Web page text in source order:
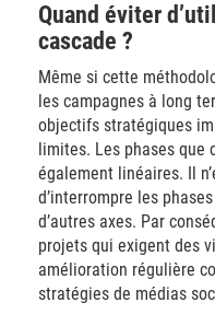
Quand éviter
cascade ?
Même si cette
les campagnes à long
objectifs stratégiques
limites. Les phases que
également linéaires. Il
d’interrompre les
d’autres axes. Par
projets qui exigent des
amélioration régulière
stratégies de médias